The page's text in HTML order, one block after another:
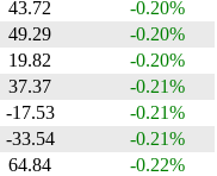
43.72
-0.20%
49.29
-0.20%
19.82
-0.20%
37.37
-0.21%
-17.53
-0.21%
-33.54
-0.21%
64.84
-0.22%